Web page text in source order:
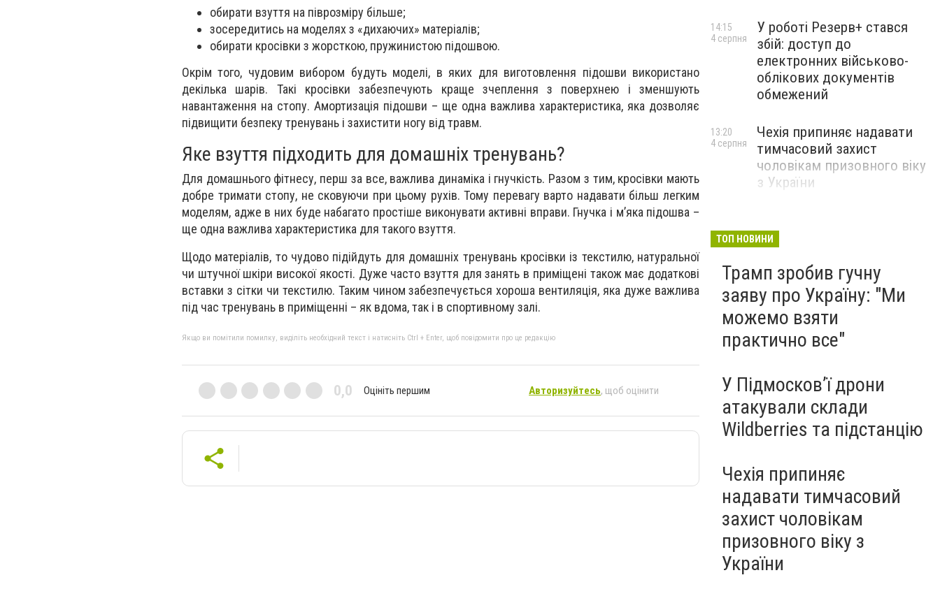
обирати взуття на піврозміру більше;
зосередитись на моделях з «дихаючих» матеріалів;
обирати кросівки з жорсткою, пружинистою підошвою.
Окрім того, чудовим вибором будуть моделі, в яких для виготовлення підошви використано
декілька шарів. Такі кросівки забезпечують краще зчеплення з поверхнею і зменшують
навантаження на стопу. Амортизація підошви – ще одна важлива характеристика, яка дозволяє
підвищити безпеку тренувань і захистити ногу від травм.
Яке взуття підходить для домашніх тренувань?
Для домашнього фітнесу, перш за все, важлива динаміка і гнучкість. Разом з тим, кросівки мають
добре тримати стопу, не сковуючи при цьому рухів. Тому перевагу варто надавати більш легким
моделям, адже в них буде набагато простіше виконувати активні вправи. Гнучка і м’яка підошва –
ще одна важлива характеристика для такого взуття.
Щодо матеріалів, то чудово підійдуть для домашніх тренувань кросівки із текстилю, натуральної
чи штучної шкіри високої якості. Дуже часто взуття для занять в приміщені також має додаткові
вставки з сітки чи текстилю. Таким чином забезпечується хороша вентиляція, яка дуже важлива
під час тренувань в приміщенні – як вдома, так і в спортивному залі.
Якщо ви помітили помилку, виділіть необхідний текст і натисніть Ctrl + Enter, щоб повідомити про це редакцію
0,0 Оцініть першим Авторизуйтесь, щоб оцінити
У роботі Резерв+ стався
збій: доступ до
електронних військово-
облікових документів
обмежений
14:15
4 серпня
Чехія припиняє надавати
тимчасовий захист
чоловікам призовного віку
з України
13:20
4 серпня
ТОП НОВИНИ
Трамп зробив гучну
заяву про Україну: "Ми
можемо взяти
практично все"
У Підмосков’ї дрони
атакували склади
Wildberries та підстанцію
Чехія припиняє
надавати тимчасовий
захист чоловікам
призовного віку з
України